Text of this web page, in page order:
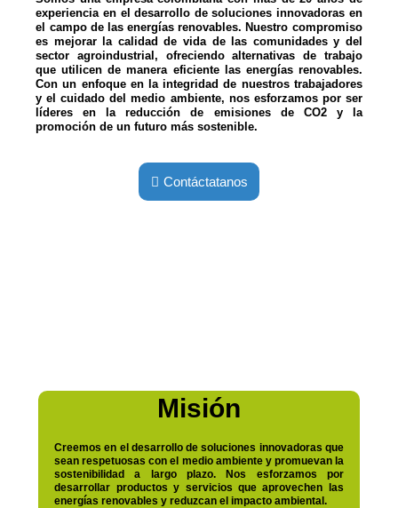
experiencia en el desarrollo de soluciones innovadoras en
el campo de las energías renovables. Nuestro compromiso
es mejorar la calidad de vida de las comunidades y del
sector agroindustrial, ofreciendo alternativas de trabajo
que utilicen de manera eficiente las energías renovables.
Con un enfoque en la integridad de nuestros trabajadores
y el cuidado del medio ambiente, nos esforzamos por ser
líderes en la reducción de emisiones de CO2 y la
promoción de un futuro más sostenible.
Contáctatanos
Misión
Creemos en el desarrollo de soluciones innovadoras que
sean respetuosas con el medio ambiente y promuevan la
sostenibilidad a largo plazo. Nos esforzamos por
desarrollar productos y servicios que aprovechen las
energías renovables y reduzcan el impacto ambiental.